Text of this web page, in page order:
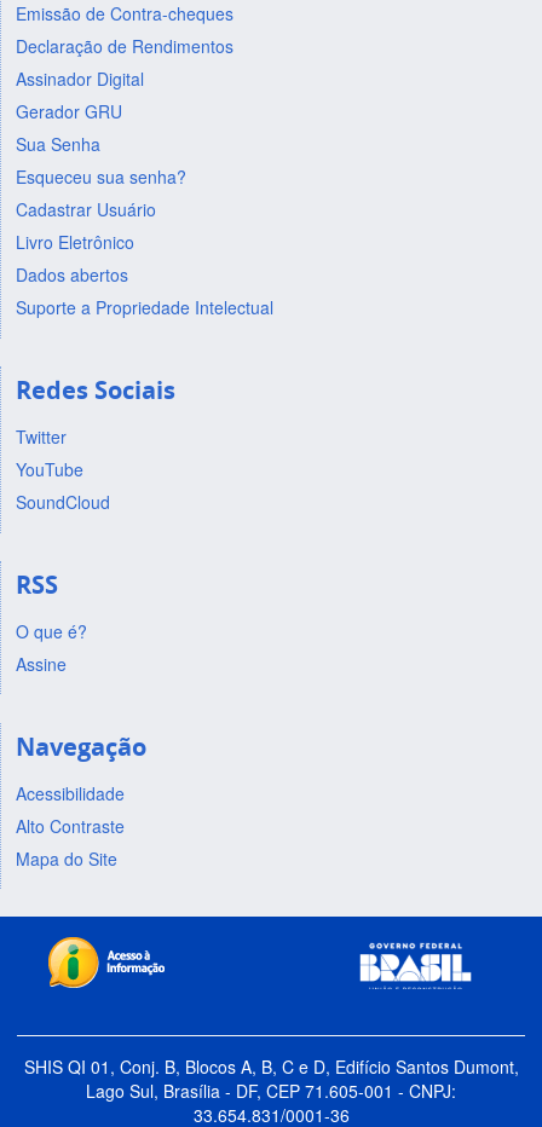
Emissão de Contra-cheques
Declaração de Rendimentos
Assinador Digital
Gerador GRU
Sua Senha
Esqueceu sua senha?
Cadastrar Usuário
Livro Eletrônico
Dados abertos
Suporte a Propriedade Intelectual
Redes Sociais
Twitter
YouTube
SoundCloud
RSS
O que é?
Assine
Navegação
Acessibilidade
Alto Contraste
Mapa do Site
SHIS QI 01, Conj. B, Blocos A, B, C e D, Edifício Santos Dumont,
Lago Sul, Brasília - DF, CEP 71.605-001 - CNPJ:
33.654.831/0001-36